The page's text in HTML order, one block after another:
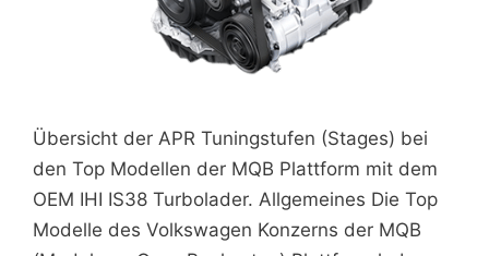
Übersicht der APR Tuningstufen (Stages) bei
den Top Modellen der MQB Plattform mit dem
OEM IHI IS38 Turbolader. Allgemeines Die Top
Modelle des Volkswagen Konzerns der MQB